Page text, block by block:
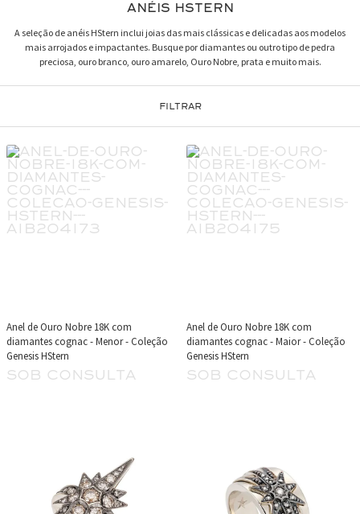
ANÉIS HSTERN
A seleção de anéis HStern inclui joias das mais clássicas e delicadas aos modelos
mais arrojados e impactantes. Busque por diamantes ou outro tipo de pedra
preciosa, ouro branco, ouro amarelo, Ouro Nobre, prata e muito mais.
FILTRAR
Anel de Ouro Nobre 18K com
diamantes cognac - Menor - Coleção
Genesis HStern
sob consulta
Anel de Ouro Nobre 18K com
diamantes cognac - Maior - Coleção
Genesis HStern
sob consulta